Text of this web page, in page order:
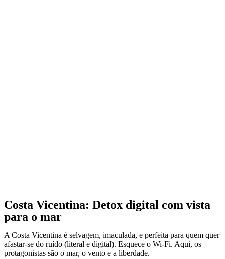
Costa Vicentina: Detox digital com vista
para o mar
A Costa Vicentina é selvagem, imaculada, e perfeita para quem quer
afastar-se do ruído (literal e digital). Esquece o Wi-Fi. Aqui, os
protagonistas são o mar, o vento e a liberdade.